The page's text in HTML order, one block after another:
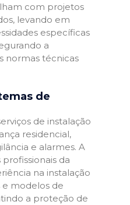
com projetos
levando em
específicas
a
normas técnicas
de
de instalação
residencial,
e alarmes. A
da
na instalação
modelos de
a proteção de